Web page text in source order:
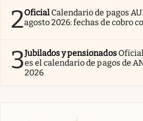
2Oficial Calendario de pagos
agosto 2026: fechas de cobro
3Jubilados y pensionados
es el calendario de pagos de
2026